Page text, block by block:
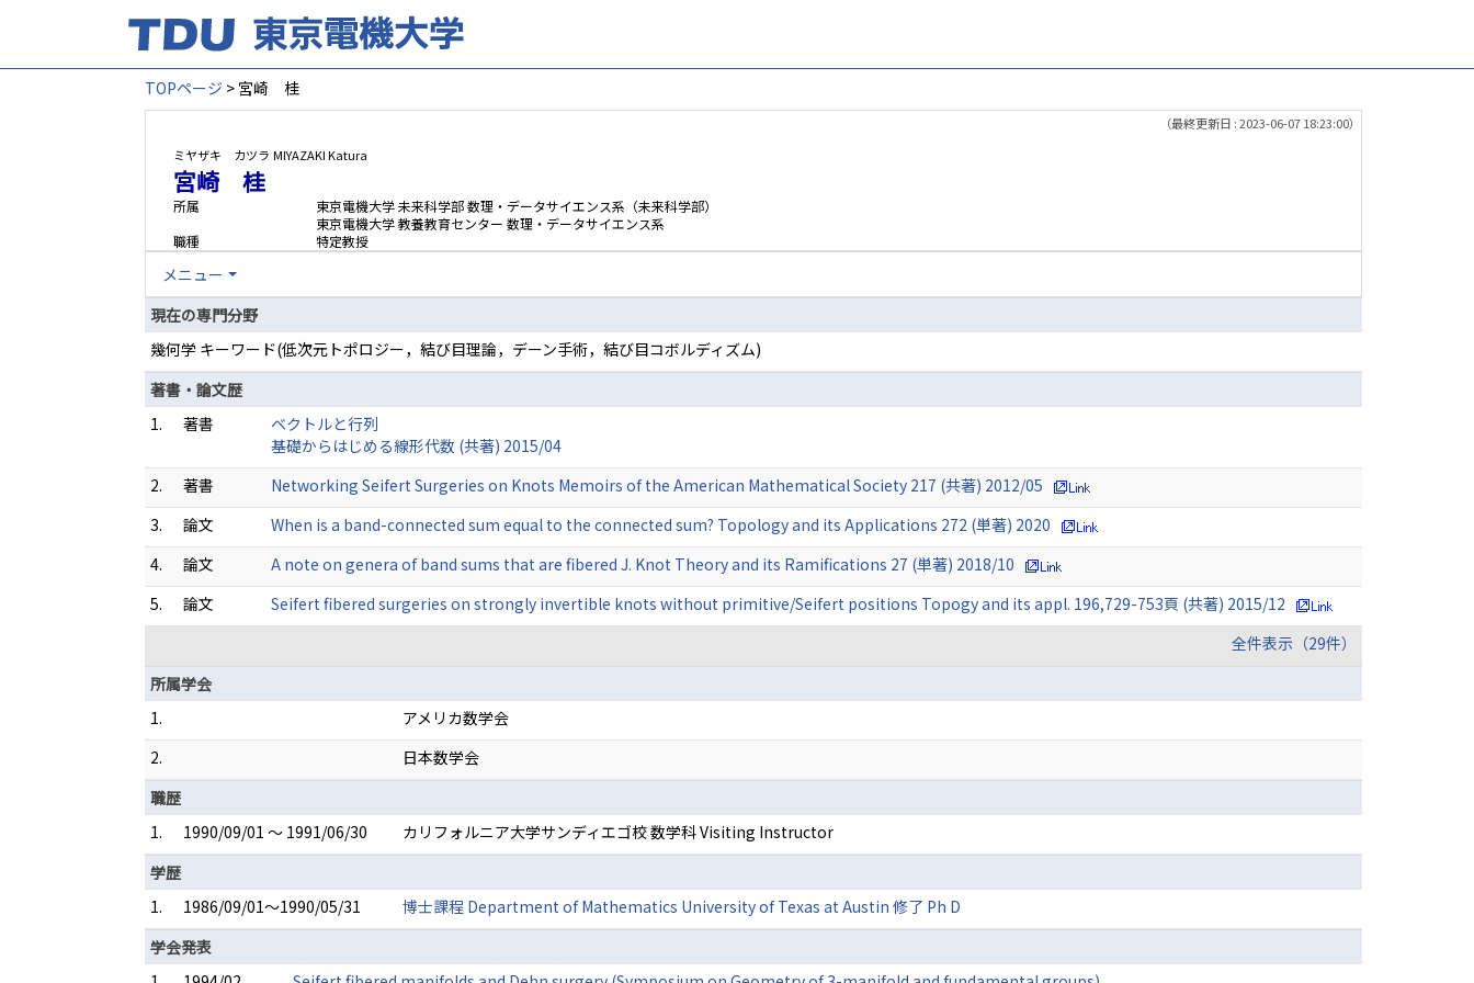
TOPページ > 宮崎 桂
（最終更新日 : 2023-06-07 18:23:00）
ミヤザキ カツラ MIYAZAKI Katura
宮崎 桂
所属
東京電機大学 未来科学部 数理・データサイエンス系（未来科学部）
東京電機大学 教養教育センター 数理・データサイエンス系
職種
特定教授
メニュー
現在の専門分野
幾何学 キーワード(低次元トポロジー，結び目理論，デーン手術，結び目コボルディズム)
著書・論文歴
1.
著書
ベクトルと行列
基礎からはじめる線形代数 (共著) 2015/04
2.
著書
Networking Seifert Surgeries on Knots Memoirs of the American Mathematical Society 217 (共著) 2012/05
3.
論文
When is a band-connected sum equal to the connected sum? Topology and its Applications 272 (単著) 2020
4.
論文
A note on genera of band sums that are fibered J. Knot Theory and its Ramifications 27 (単著) 2018/10
5.
論文
Seifert fibered surgeries on strongly invertible knots without primitive/Seifert positions Topogy and its appl. 196,729-753頁 (共著) 2015/12
全件表示（29件）
所属学会
1.
アメリカ数学会
2.
日本数学会
職歴
1.
1990/09/01 ～ 1991/06/30
カリフォルニア大学サンディエゴ校 数学科 Visiting Instructor
学歴
1.
1986/09/01～1990/05/31
博士課程 Department of Mathematics University of Texas at Austin 修了 Ph D
学会発表